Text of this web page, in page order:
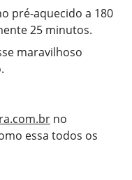
pré-aquecido a 180
25 minutos.
maravilhoso
no
essa todos os